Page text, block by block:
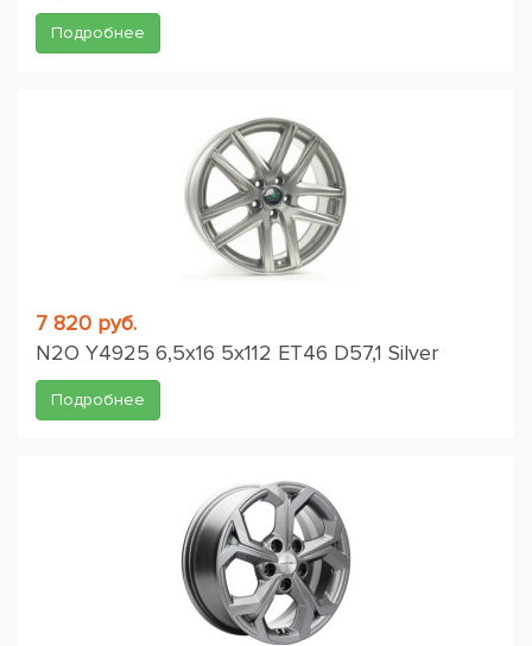
Подробнее
7 820 руб.
N2O Y4925 6,5x16 5x112 ET46 D57,1 Silver
Подробнее